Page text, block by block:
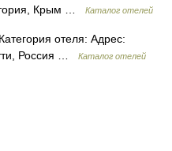
Крым …
Каталог отелей
отеля: Адрес:
Россия …
Каталог отелей